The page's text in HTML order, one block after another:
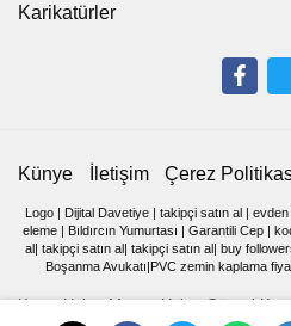
Karikatürler
Künye İletişim Çerez
Logo| Dijital Davetiye| takipçi satın al evden
eleme| Bıldırcın Yumurtası Garantili Cep|
al
takipçi satın al takipçi satın al buy
Boşanma Avukatı PVC zemin kaplama
Kamu Haber Memur Haber Güncel